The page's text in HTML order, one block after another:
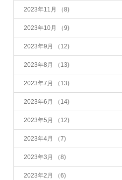
2023年11月 （8)
2023年10月 （9)
2023年9月 （12)
2023年8月 （13)
2023年7月 （13)
2023年6月 （14)
2023年5月 （12)
2023年4月 （7)
2023年3月 （8)
2023年2月 （6)